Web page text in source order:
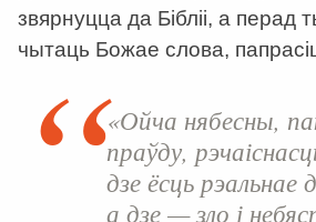
звярнуцца да Бібліі, а перад
чытаць Божае слова,
«Ойча нябесны,
праўду,
дзе ёсць рэальнае
а дзе — зло і